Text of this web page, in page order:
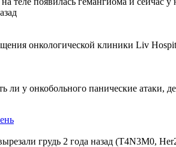
онкологической клиники Liv
ли у онкобольного панические атаки,
грудь 2 года назад (Т4N3M0,